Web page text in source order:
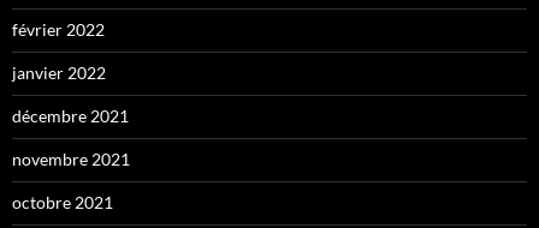
février 2022
janvier 2022
décembre 2021
novembre 2021
octobre 2021